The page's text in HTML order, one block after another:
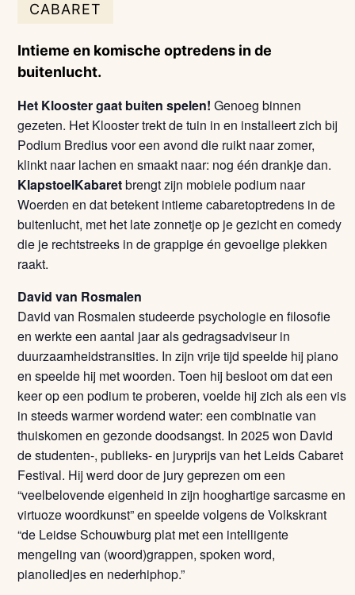
CABARET
Intieme en komische optredens in de
buitenlucht.
Het Klooster gaat buiten spelen!Genoeg binnen
gezeten. Het Klooster trekt de tuin in en installeert zich bij
Podium Bredius voor een avond die ruikt naar zomer,
klinkt naar lachen en smaakt naar: nog één drankje dan.
KlapstoelKabaretbrengt zijn mobiele podium naar
Woerden en dat betekent intieme cabaretoptredens in de
buitenlucht, met het late zonnetje op je gezicht en comedy
die je rechtstreeks in de grappige én gevoelige plekken
raakt.
David van Rosmalen
David van Rosmalen studeerde psychologie en filosofie
en werkte een aantal jaar als gedragsadviseur in
duurzaamheidstransities. In zijn vrije tijd speelde hij piano
en speelde hij met woorden. Toen hij besloot om dat een
keer op een podium te proberen, voelde hij zich als een vis
in steeds warmer wordend water: een combinatie van
thuiskomen en gezonde doodsangst. In 2025 won David
de studenten-, publieks- en juryprijs van het Leids Cabaret
Festival. Hij werd door de jury geprezen om een
“veelbelovende eigenheid in zijn hooghartige sarcasme en
virtuoze woordkunst” en speelde volgens de Volkskrant
“de Leidse Schouwburg plat met een intelligente
mengeling van (woord)grappen, spoken word,
pianoliedjes en nederhiphop.”